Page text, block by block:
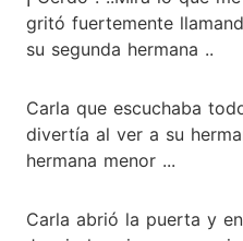
gritó fuertemente
su segunda hermana ..
Carla que escuchaba
divertía al ver a su
hermana menor ...
Carla abrió la puerta y